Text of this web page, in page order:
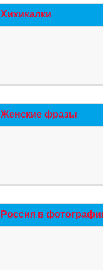
Хихикалки
Женские фразы
Россия в